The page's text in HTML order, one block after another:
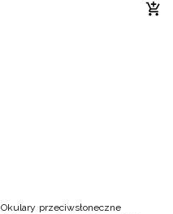
Okulary przeciwsłoneczne